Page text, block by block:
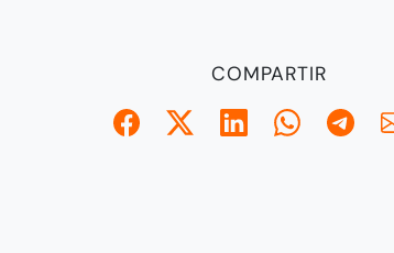
COMPARTIR